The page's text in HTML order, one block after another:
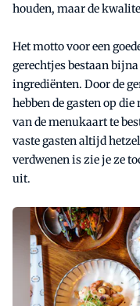
houden, maar de
Het motto voor een
gerechtjes bestaan
ingrediënten. Door de
hebben de gasten op
van de menukaart te
vaste gasten altijd
verdwenen is zie je ze
uit.